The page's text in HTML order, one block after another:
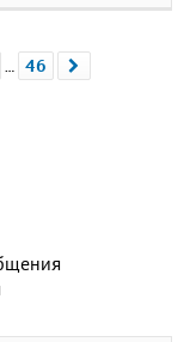
46